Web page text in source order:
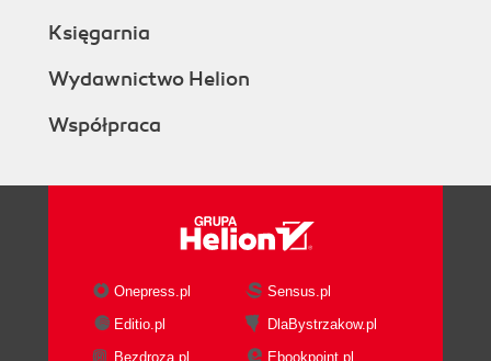
Księgarnia
Wydawnictwo Helion
Współpraca
Onepress.pl
Sensus.pl
Editio.pl
DlaBystrzakow.pl
Bezdroza.pl
Ebookpoint.pl